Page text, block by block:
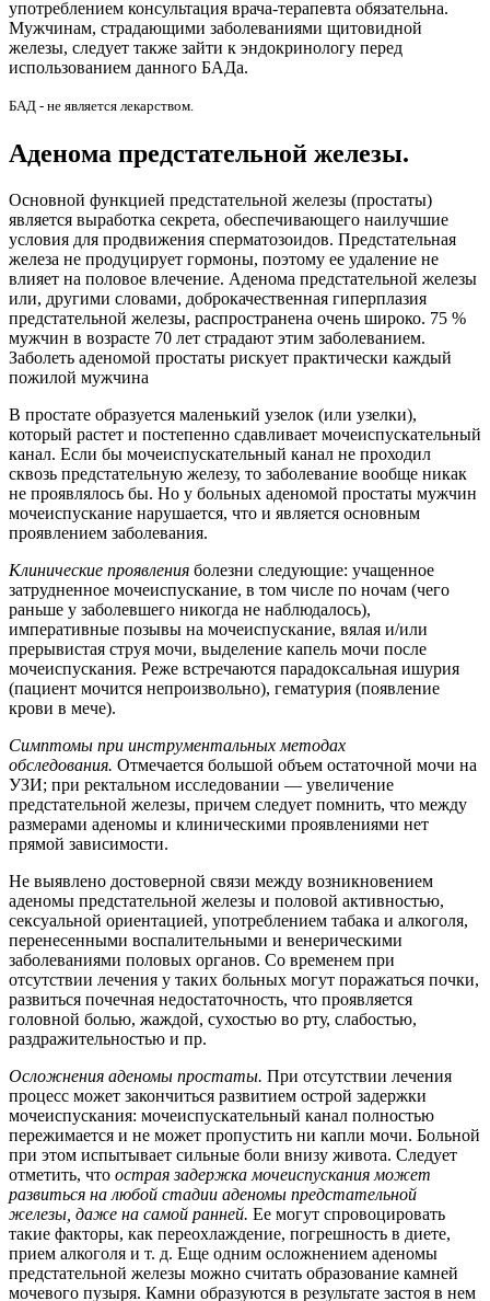
употреблением консультация врача-терапевта обязательна.
Мужчинам, страдающими заболеваниями щитовидной
железы, следует также зайти к эндокринологу перед
использованием данного БАДа.
БАД - не является лекарством.
Аденома предстательной железы.
Основной функцией предстательной железы (простаты)
является выработка секрета, обеспечивающего наилучшие
условия для продвижения сперматозоидов. Предстательная
железа не продуцирует гормоны, поэтому ее удаление не
влияет на половое влечение. Аденома предстательной железы
или, другими словами, доброкачественная гиперплазия
предстательной железы, распространена очень широко. 75 %
мужчин в возрасте 70 лет страдают этим заболеванием.
Заболеть аденомой простаты рискует практически каждый
пожилой мужчина
В простате образуется маленький узелок (или узелки),
который растет и постепенно сдавливает мочеиспускательный
канал. Если бы мочеиспускательный канал не проходил
сквозь предстательную железу, то заболевание вообще никак
не проявлялось бы. Но у больных аденомой простаты мужчин
мочеиспускание нарушается, что и является основным
проявлением заболевания.
Клинические проявления болезни следующие: учащенное
затрудненное мочеиспускание, в том числе по ночам (чего
раньше у заболевшего никогда не наблюдалось),
императивные позывы на мочеиспускание, вялая и/или
прерывистая струя мочи, выделение капель мочи после
мочеиспускания. Реже встречаются парадоксальная ишурия
(пациент мочится непроизвольно), гематурия (появление
крови в мече).
Симптомы при инструментальных методах
обследования. Отмечается большой объем остаточной мочи на
УЗИ; при ректальном исследовании — увеличение
предстательной железы, причем следует помнить, что между
размерами аденомы и клиническими проявлениями нет
прямой зависимости.
Не выявлено достоверной связи между возникновением
аденомы предстательной железы и половой активностью,
сексуальной ориентацией, употреблением табака и алкоголя,
перенесенными воспалительными и венерическими
заболеваниями половых органов. Со временем при
отсутствии лечения у таких больных могут поражаться почки,
развиться почечная недостаточность, что проявляется
головной болью, жаждой, сухостью во рту, слабостью,
раздражительностью и пр.
Осложнения аденомы простаты. При отсутствии лечения
процесс может закончиться развитием острой задержки
мочеиспускания: мочеиспускательный канал полностью
пережимается и не может пропустить ни капли мочи. Больной
при этом испытывает сильные боли внизу живота. Следует
отметить, что острая задержка мочеиспускания может
развиться на любой стадии аденомы предстательной
железы, даже на самой ранней. Ее могут спровоцировать
такие факторы, как переохлаждение, погрешность в диете,
прием алкоголя и т. д. Еще одним осложнением аденомы
предстательной железы можно считать образование камней
мочевого пузыря. Камни образуются в результате застоя в нем